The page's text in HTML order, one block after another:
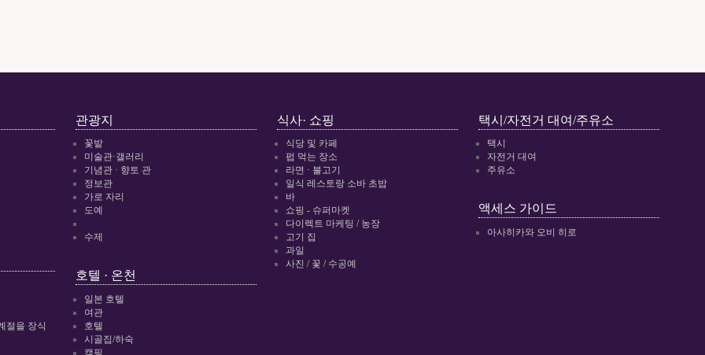
절을 장식
관광지
꽃밭
미술관·갤러리
기념관 · 향토 관
정보관
가로 자리
도예
수제
호텔 · 온천
일본 호텔
여관
호텔
시골집/하숙
캠핑
식사· 쇼핑
식당 및 카페
펍 먹는 장소
라면 · 불고기
일식 레스토랑 소바 초밥
바
쇼핑 - 슈퍼마켓
다이렉트 마케팅 / 농장
고기 집
과일
사진 / 꽃 / 수공예
택시/자전거 대여/주유소
택시
자전거 대여
주유소
액세스 가이드
아사히카와 오비 히로